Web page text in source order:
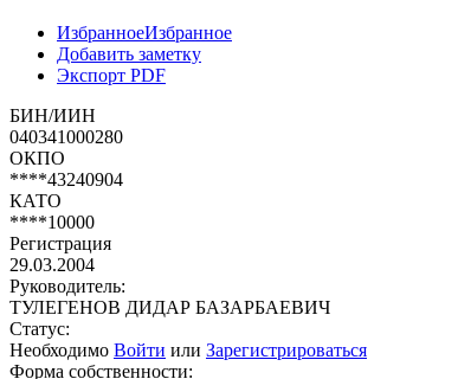
ИзбранноеИзбранное
Добавить заметку
Экспорт PDF
БИН/ИИН
040341000280
ОКПО
****43240904
КАТО
****10000
Регистрация
29.03.2004
Руководитель:
ТУЛЕГЕНОВ ДИДАР БАЗАРБАЕВИЧ
Статус:
Необходимо Войти или Зарегистрироваться
Форма собственности: